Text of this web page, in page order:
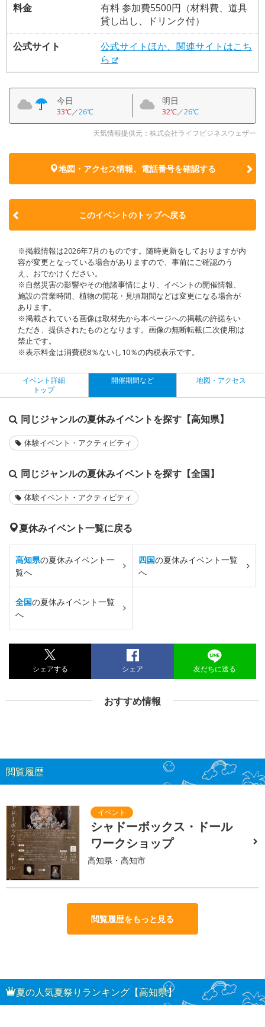
料金
有料 参加費5500円（材料費、道具
貸し出し、ドリンク付）
公式サイト
公式サイトほか、関連サイトはこち
ら
今日
33℃／26℃
明日
32℃／26℃
天気情報提供元：株式会社ライフビジネスウェザー
地図・アクセス情報、電話番号を確認する
このイベントのトップへ戻る
※掲載情報は2026年7月のものです。随時更新をしておりますが内
容が変更となっている場合がありますので、事前にご確認のう
え、おでかけください。
※自然災害の影響やその他諸事情により、イベントの開催情報、
施設の営業時間、植物の開花・見頃期間などは変更になる場合が
あります。
※掲載されている画像は取材先から本ページへの掲載の許諾をい
ただき、提供されたものとなります。画像の無断転載(二次使用)は
禁止です。
※表示料金は消費税8％ないし10％の内税表示です。
イベント詳細
トップ
開催期間など 地図・アクセス
同じジャンルの夏休みイベントを探す【高知県】
体験イベント・アクティビティ
同じジャンルの夏休みイベントを探す【全国】
体験イベント・アクティビティ
夏休みイベント一覧に戻る
高知県の夏休みイベント一
覧へ
四国の夏休みイベント一覧
へ
全国の夏休みイベント一覧
へ
シェアする シェア 友だちに送る
おすすめ情報
閲覧履歴
シャドーボックス・ドール
ワークショップ
高知県・高知市
閲覧履歴をもっと見る
夏の人気夏祭りランキング【高知県】